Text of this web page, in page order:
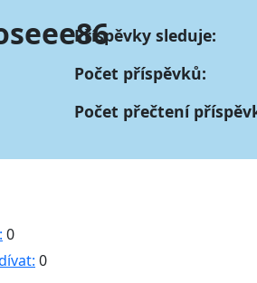
Příspěvky sleduje:
Počet příspěvků:
Počet přečtení
0
0